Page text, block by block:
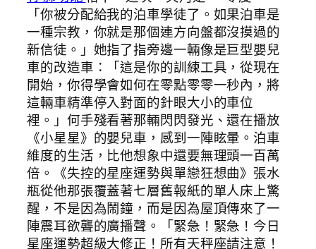
「你被分配給我的泊車學徒了。如果泊車是
一種宗教，你就是那個連方向盤都沒摸過的
新信徒。」她指了指旁邊一輛像是巨型嬰兒
車的改造車：「這是你的訓練工具，從現在
開始，你得學會如何在零點零零一秒內，將
這輛車精準停入對面的針眼大小的車位
裡。」何手殘看著那輛閃閃發光、還在播放
《小星星》的嬰兒車，感到一陣眩暈。泊車
維度的生活，比他想象中還要無理頭一百萬
倍。《失控的星座運勢與單戀狂想曲》張水
瓶從他那張覆蓋著七層舊報紙的單人床上驚
醒，不是因為鬧鐘，而是因為屋頂傳來了一
陣震耳欲聾的廣播聲。「緊急！緊急！今日
星座運勢超級大修正！所有天秤座請注意！